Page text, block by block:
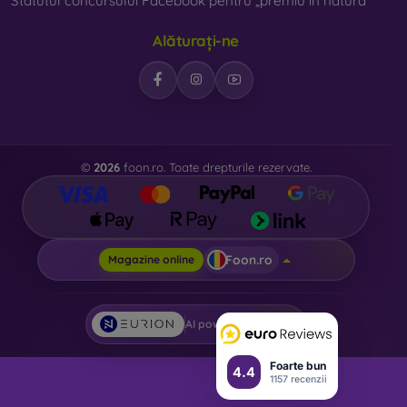
4.4 Foarte bun
1157 recenzii
Alăturați-ne
© 2026foon.ro. Toate drepturile rezervate.
Magazine online Foon.ro
AI powered by